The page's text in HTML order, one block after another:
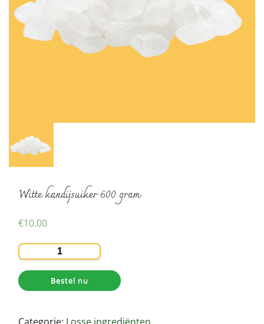
Witte kandijsuiker 600 gram
€10.00
Witte
kandijsuiker
600
gram
Bestel nu